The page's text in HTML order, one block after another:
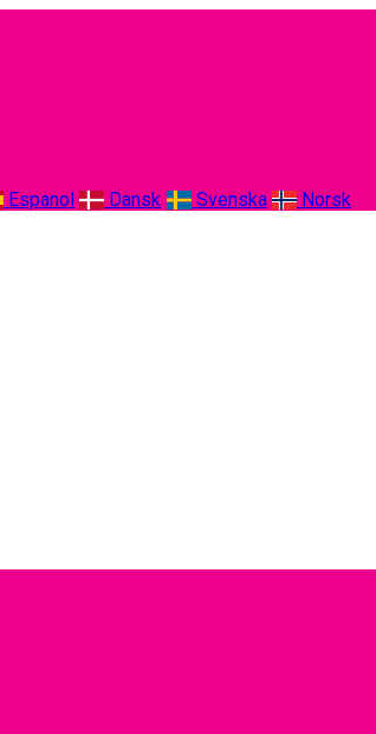
Espanol Dansk Svenska Norsk